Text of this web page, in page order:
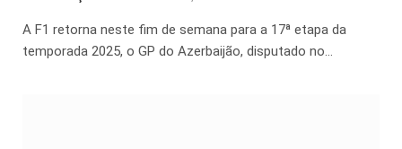
A F1 retorna neste fim de semana para a 17ª etapa da
temporada 2025, o GP do Azerbaijão, disputado no…